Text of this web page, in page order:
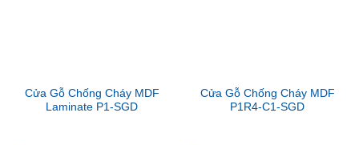
Cửa Gỗ Chống Cháy MDF
Laminate P1-SGD
Cửa Gỗ Chống Cháy MDF
P1R4-C1-SGD